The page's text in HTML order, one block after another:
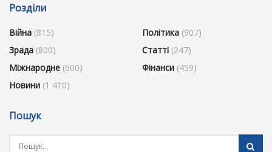
Розділи
Війна (815)
Зрада (800)
Міжнародне (600)
Новини (1 410)
Політика (907)
Статті (247)
Фінанси (459)
Пошук